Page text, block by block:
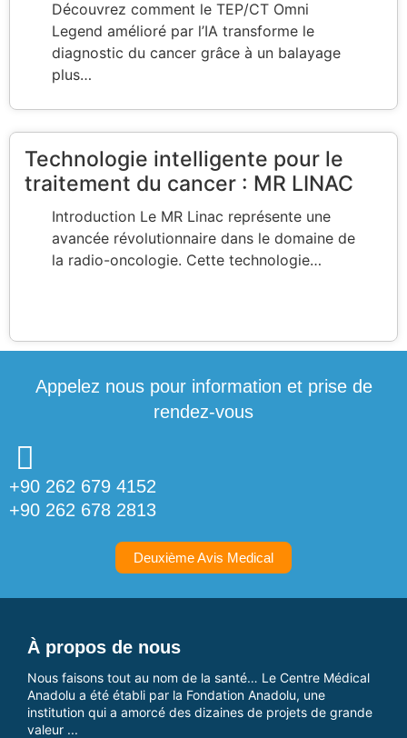
Découvrez comment le TEP/CT Omni
Legend amélioré par l’IA transforme le
diagnostic du cancer grâce à un balayage
plus…
Technologie intelligente pour le
traitement du cancer : MR LINAC
Introduction Le MR Linac représente une
avancée révolutionnaire dans le domaine de
la radio-oncologie. Cette technologie…
Appelez nous pour information et prise de
rendez-vous
+90 262 679 4152
+90 262 678 2813
Deuxième Avis Medical
À propos de nous
Nous faisons tout au nom de la santé… Le Centre Médical
Anadolu a été établi par la Fondation Anadolu, une
institution qui a amorcé des dizaines de projets de grande
valeur ...